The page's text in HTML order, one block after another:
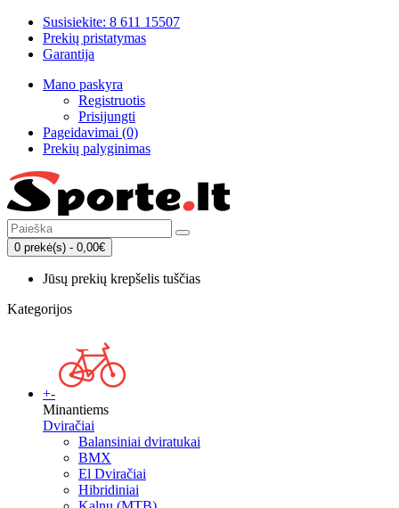
Susisiekite: 8 611 15507
Prekių pristatymas
Garantija
Mano paskyra
Registruotis
Prisijungti
Pageidavimai (0)
Prekių palyginimas
0 prekė(s) - 0,00€
Jūsų prekių krepšelis tuščias
Kategorijos
+-
Minantiems
Dviračiai
Balansiniai dviratukai
BMX
El Dviračiai
Hibridiniai